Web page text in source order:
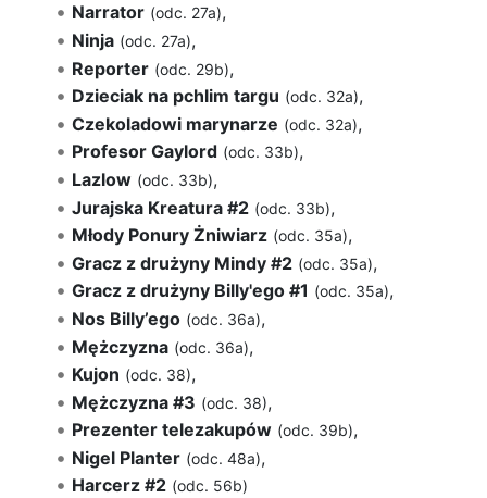
Narrator (odc. 27a),
Ninja (odc. 27a),
Reporter (odc. 29b),
Dzieciak na pchlim targu (odc. 32a),
Czekoladowi marynarze (odc. 32a),
Profesor Gaylord (odc. 33b),
Lazlow (odc. 33b),
Jurajska Kreatura #2 (odc. 33b),
Młody Ponury Żniwiarz (odc. 35a),
Gracz z drużyny Mindy #2 (odc. 35a),
Gracz z drużyny Billy'ego #1 (odc. 35a),
Nos Billy’ego (odc. 36a),
Mężczyzna (odc. 36a),
Kujon (odc. 38),
Mężczyzna #3 (odc. 38),
Prezenter telezakupów (odc. 39b),
Nigel Planter (odc. 48a),
Harcerz #2 (odc. 56b)